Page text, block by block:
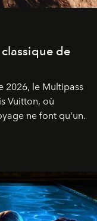
de
2026, le Multipass
Vuitton, où
ne font qu'un.